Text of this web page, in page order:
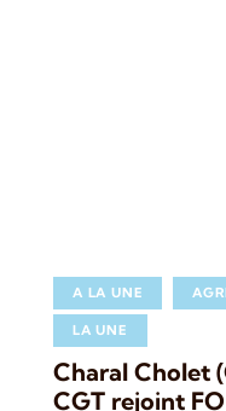
A LA UNE
LA UNE
Charal Cholet
CGT rejoint FO